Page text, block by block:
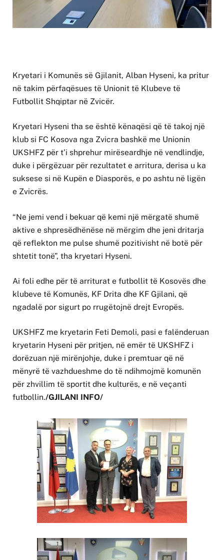
Kryetari i Komunës së Gjilanit, Alban Hyseni, ka pritur
në takim përfaqësues të Unionit të Klubeve të
Futbollit Shqiptar në Zvicër.
Kryetari Hyseni tha se është kënaqësi që të takoj një
klub si FC Kosova nga Zvicra bashkë me Unionin
UKSHFZ për t’i shprehur mirëseardhje në vendlindje,
duke i përgëzuar për rezultatet e arritura, derisa u ka
suksese si në Kupën e Diasporës, e po ashtu në ligën
e Zvicrës.
“Ne jemi vend i bekuar që kemi një mërgatë shumë
aktive e shpresëdhënëse në mërgim dhe jeni dritarja
që reflekton me pulse shumë pozitivisht në botë për
shtetit tonë”, tha kryetari Hyseni.
Ai foli edhe për të arriturat e futbollit të Kosovës dhe
klubeve të Komunës, KF Drita dhe KF Gjilani, që
ngadalë por sigurt po rrugëtojnë drejt Evropës.
UKSHFZ me kryetarin Feti Demoli, pasi e falënderuan
kryetarin Hyseni për pritjen, në emër të UKSHFZ i
dorëzuan një mirënjohje, duke i premtuar që në
mënyrë të vazhdueshme do të ndihmojmë komunën
për zhvillim të sportit dhe kulturës, e në veçanti
futbollin./GJILANI INFO/